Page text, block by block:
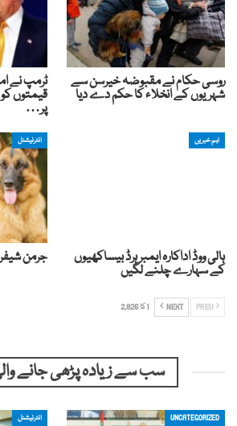
روسی حکام نے مقبوضہ خیرسن سے
شہریوں کے انخلاء کا حکم دے دیا
ٹرمپ نے
قیمتوں
پر…
اہم خبریں
ہالی ووڈ اداکارہ ایمبر ہرڈ بیساکھیوں
کے سہارے چلنے لگیں
انٹرنیشنل
جرمن
NEXT 1 کا 2,826
سب سے زیادہ پڑھی جانے
UNCATEGORIZED انٹرنیشنل